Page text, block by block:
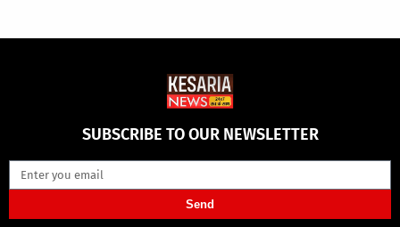
SUBSCRIBE TO OUR NEWSLETTER
Send